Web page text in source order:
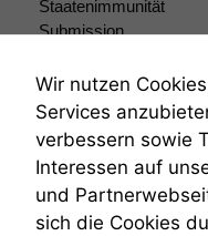
Staatenimmunität
Submission
Teilungsklage
Venezuela
VRK
Zivilprozessordnung
ZPO
Zustellfiktion
Wir nutzen
Services
verbessern sowie
Interessen auf
und
sich die Cookies